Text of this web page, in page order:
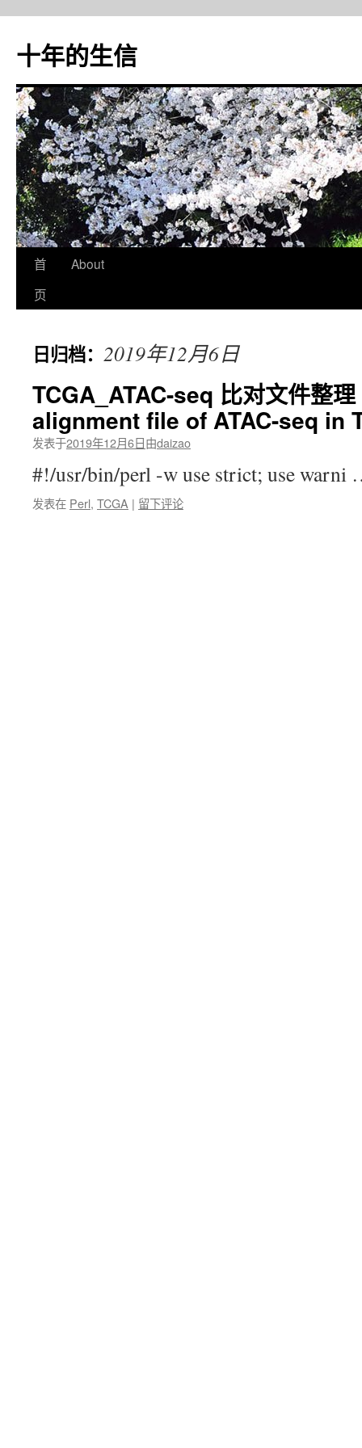
十年的生信
跳
至
首
页
About
日归档： 2019年12月6日
TCGA_ATAC-seq 比对文件整
alignment file of ATAC-seq in
发表于2019年12月6日由daizao
#!/usr/bin/perl -w use strict; use
发表在 Perl, TCGA | 留下评论